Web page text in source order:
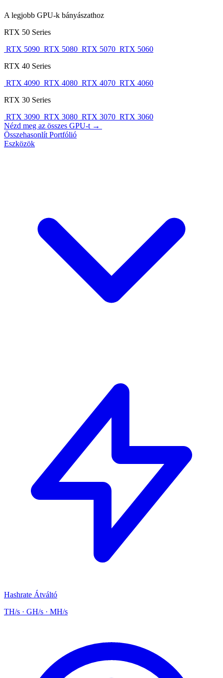
A legjobb GPU-k bányászathoz
RTX 50 Series
RTX 5090 RTX 5080 RTX 5070 RTX 5060
RTX 40 Series
RTX 4090 RTX 4080 RTX 4070 RTX 4060
RTX 30 Series
RTX 3090 RTX 3080 RTX 3070 RTX 3060
Nézd meg az összes GPU-t →
Összehasonlít Portfólió
Eszközök
Hashrate Átváltó
TH/s · GH/s · MH/s